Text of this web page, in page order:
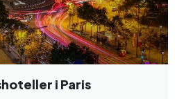
i Paris